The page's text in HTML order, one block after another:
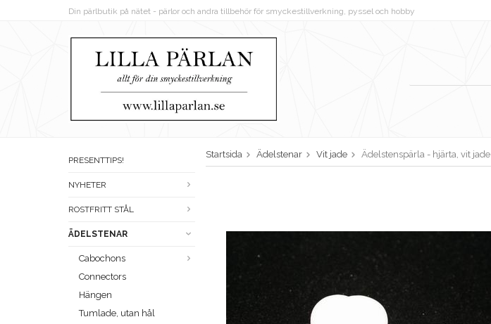
Din pärlbutik på nätet - pärlor och andra tillbehör för smyckestillverkning, pyssel och hobby
PRESENTTIPS!
NYHETER
ROSTFRITT STÅL
ÄDELSTENAR
Cabochons
Connectors
Hängen
Tumlade, utan hål
Startsida Ädelstenar Vit jade Ädelstenspärla - hjärta, vit jade